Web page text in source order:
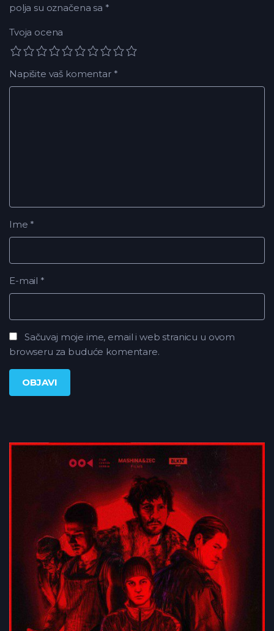
polja su označena sa *
Tvoja ocena
Napišite vaš komentar *
Ime *
E-mail *
Sačuvaj moje ime, email i web stranicu u ovom
browseru za buduće komentare.